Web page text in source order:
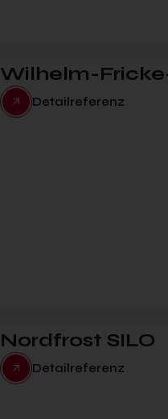
Wilhelm-
Detailreferenz
Nordfrost SILO
Detailreferenz